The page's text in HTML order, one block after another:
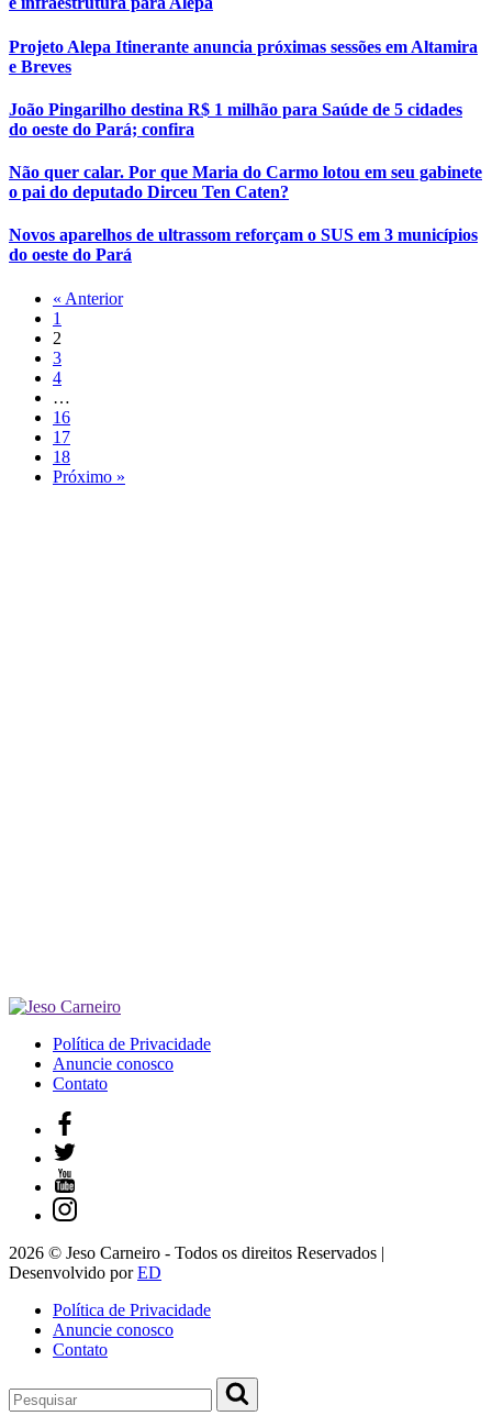
Projeto Alepa Itinerante anuncia próximas sessões em Altamira
e Breves
João Pingarilho destina R$ 1 milhão para Saúde de 5 cidades
do oeste do Pará; confira
Não quer calar. Por que Maria do Carmo lotou em seu gabinete
o pai do deputado Dirceu Ten Caten?
Novos aparelhos de ultrassom reforçam o SUS em 3 municípios
do oeste do Pará
« Anterior
1
2
3
4
…
16
17
18
Próximo »
Política de Privacidade
Anuncie conosco
Contato
2026 © Jeso Carneiro - Todos os direitos Reservados |
Desenvolvido porED
Política de Privacidade
Anuncie conosco
Contato